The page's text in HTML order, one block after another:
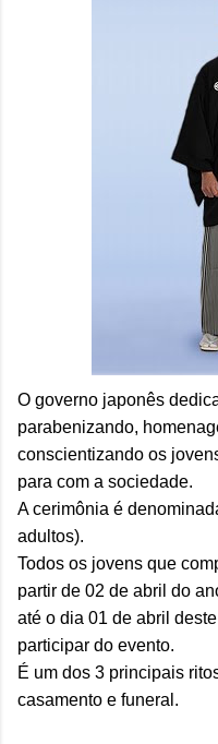
O governo japonês
parabenizando,
conscientizando os
para com a sociedade.
A cerimônia é
adultos).
Todos os jovens que
partir de 02 de abril do
até o dia 01 de abril
participar do evento.
É um dos 3 principais
casamento e funeral.